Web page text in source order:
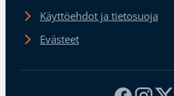
Käyttöehdot ja tietosuoja
Evästeet